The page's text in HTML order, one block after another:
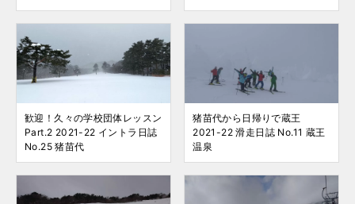
歓迎！久々の学校団体レッスン
Part.2 2021-22 イントラ日誌
No.25 猪苗代
猪苗代から日帰りで蔵王
2021-22 滑走日誌 No.11 蔵王
温泉